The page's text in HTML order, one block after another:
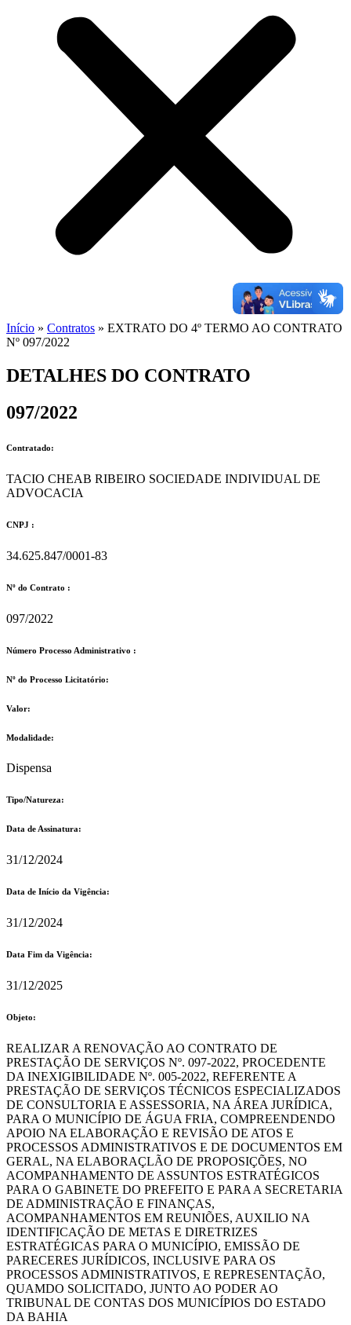
Início » Contratos » EXTRATO DO 4º TERMO AO CONTRATO
Nº 097/2022
DETALHES DO CONTRATO​
097/2022
Contratado:
TACIO CHEAB RIBEIRO SOCIEDADE INDIVIDUAL DE
ADVOCACIA
CNPJ :
34.625.847/0001-83
Nº do Contrato :
097/2022
Número Processo Administrativo :
Nº do Processo Licitatório:
Valor:
Modalidade:
Dispensa
Tipo/Natureza:
Data de Assinatura:
31/12/2024
Data de Início da Vigência:
31/12/2024
Data Fim da Vigência:
31/12/2025
Objeto:
REALIZAR A RENOVAÇÃO AO CONTRATO DE
PRESTAÇÃO DE SERVIÇOS Nº. 097-2022, PROCEDENTE
DA INEXIGIBILIDADE Nº. 005-2022, REFERENTE A
PRESTAÇÃO DE SERVIÇOS TÉCNICOS ESPECIALIZADOS
DE CONSULTORIA E ASSESSORIA, NA ÁREA JURÍDICA,
PARA O MUNICÍPIO DE ÁGUA FRIA, COMPREENDENDO
APOIO NA ELABORAÇÃO E REVISÃO DE ATOS E
PROCESSOS ADMINISTRATIVOS E DE DOCUMENTOS EM
GERAL, NA ELABORAÇLÃO DE PROPOSIÇÕES, NO
ACOMPANHAMENTO DE ASSUNTOS ESTRATÉGICOS
PARA O GABINETE DO PREFEITO E PARA A SECRETARIA
DE ADMINISTRAÇÃO E FINANÇAS,
ACOMPANHAMENTOS EM REUNIÕES, AUXILIO NA
IDENTIFICAÇÃO DE METAS E DIRETRIZES
ESTRATÉGICAS PARA O MUNICÍPIO, EMISSÃO DE
PARECERES JURÍDICOS, INCLUSIVE PARA OS
PROCESSOS ADMINISTRATIVOS, E REPRESENTAÇÃO,
QUAMDO SOLICITADO, JUNTO AO PODER AO
TRIBUNAL DE CONTAS DOS MUNICÍPIOS DO ESTADO
DA BAHIA